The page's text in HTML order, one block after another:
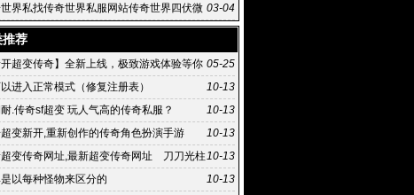
河
03-04
界私找传奇世界私服网站传奇世界四伏微
推荐
05-25
开超变传奇】全新上线，极致游戏体验等你
10-13
进入正常模式（修复注册表）
10-13
.传奇sf超变 玩人气高的传奇私服？
10-13
变新开,重新创作的传奇角色扮演手游
10-13
变传奇网址,最新超变传奇网址 刀刀光柱
态传奇手游
10-13
以每种怪物来区分的